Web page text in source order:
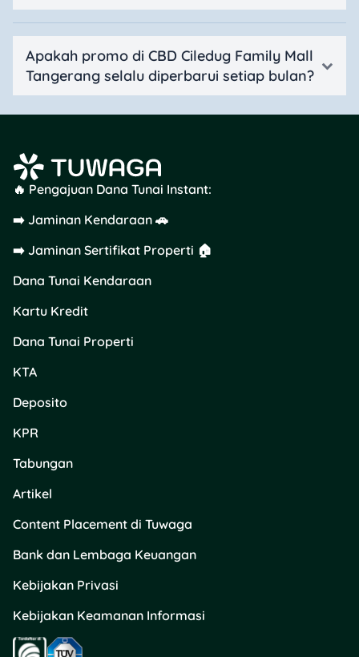
Apakah promo di CBD Ciledug Family Mall
Tangerang selalu diperbarui setiap bulan?
🔥 Pengajuan Dana Tunai Instant:
➡️ Jaminan Kendaraan 🚗
➡️ Jaminan Sertifikat Properti 🏠
Dana Tunai Kendaraan
Kartu Kredit
Dana Tunai Properti
KTA
Deposito
KPR
Tabungan
Artikel
Content Placement di Tuwaga
Bank dan Lembaga Keuangan
Kebijakan Privasi
Kebijakan Keamanan Informasi